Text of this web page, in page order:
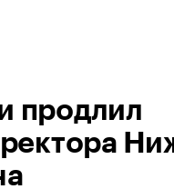
продлил